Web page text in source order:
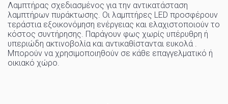
Λαμπτήρας σχεδιασμένος για την αντικατάσταση
λαμπτήρων πυράκτωσης. Οι λαμπτήρες LED προσφέρουν
τεράστια εξοικονόμηση ενέργειας και ελαχιστοποιούν το
κόστος συντήρησης. Παράγουν φως χωρίς υπέρυθρη ή
υπεριώδη ακτινοβολία και αντικαθίστανται ευκολά .
Μπορούν να χρησιμοποιηθούν σε κάθε επαγγελματικό ή
οικιακό χώρo.